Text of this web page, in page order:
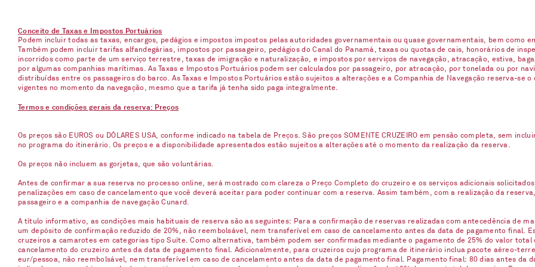
Conceito de Taxas e Impostos Portuários
Podem incluir todas as taxas, encargos, pedágios e impostos impostos pelas autoridades governamentais ou quase governamentais, bem como
Também podem incluir tarifas alfandegárias, impostos por passageiro, pedágios do Canal do Panamá, taxas ou quotas de cais, honorários de
incorridos como parte de um serviço terrestre, taxas de imigração e naturalização, e impostos por serviços de navegação, atracação, estiva,
por algumas companhias marítimas. As Taxas e Impostos Portuários podem ser calculados por passageiro, por atracação, por tonelada ou por
distribuídas entre os passageiros do barco. As Taxas e Impostos Portuários estão sujeitos a alterações e a Companhia de Navegação reserva-se
vigentes no momento da navegação, mesmo que a tarifa já tenha sido paga integralmente.
Termos e condições gerais da reserva: Preços
Os preços são EUROS ou DÓLARES USA, conforme indicado na tabela de Preços. São preços SOMENTE CRUZEIRO em pensão completa, sem
no programa do itinerário. Os preços e a disponibilidade apresentados estão sujeitos a alterações até o momento da realização da reserva.
Os preços não incluem as gorjetas, que são voluntárias.
Antes de confirmar a sua reserva no processo online, será mostrado com clareza o Preço Completo do cruzeiro e os serviços adicionais
penalizações em caso de cancelamento que você deverá aceitar para poder continuar com a reserva. Assim também, com a realização da
passageiro e a companhia de navegação Cunard.
A título informativo, as condições mais habituais de reserva são as seguintes: Para a confirmação de reservas realizadas com antecedência de
um depósito de confirmação reduzido de 20%, não reembolsável, nem transferível em caso de cancelamento antes da data de pagamento final.
cruzeiros a camarotes em categorias tipo Suíte. Como alternativa, também podem ser confirmadas mediante o pagamento de 25% do valor
cancelamento do cruzeiro antes da data de pagamento final. Adicionalmente, para cruzeiros cujo programa de itinerário inclua pacote aéreo-
eur/pessoa, não reembolsável, nem transferível em caso de cancelamento antes da data de pagamento final. Pagamento final: 80 dias antes da